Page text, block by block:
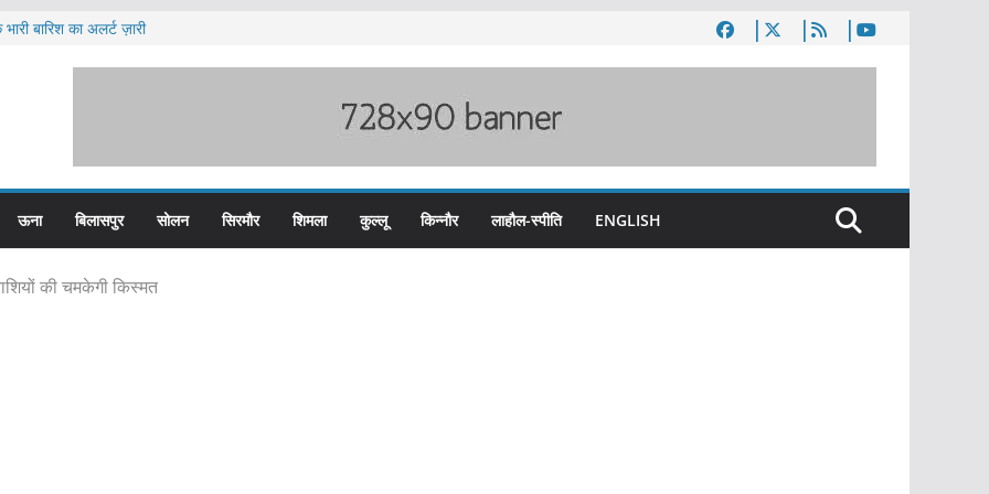
बारिश का अलर्ट ज़ारी
बस प्लस कार्ड से होगा रियायती सफर
ऊना बिलासपुर सोलन सिरमौर शिमला कुल्लू किन्नौर लाहौल-स्पीति ENGLISH
की चमकेगी किस्मत